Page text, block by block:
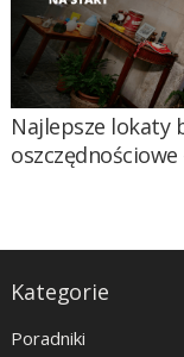
Najlepsze lokaty
Kategorie
Poradniki